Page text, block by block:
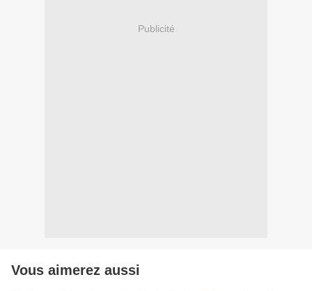
Publicité
Vous aimerez aussi